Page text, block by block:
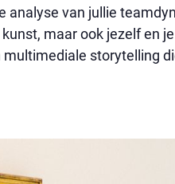
analyse van jullie
maar ook jezelf en
multimediale storytelling